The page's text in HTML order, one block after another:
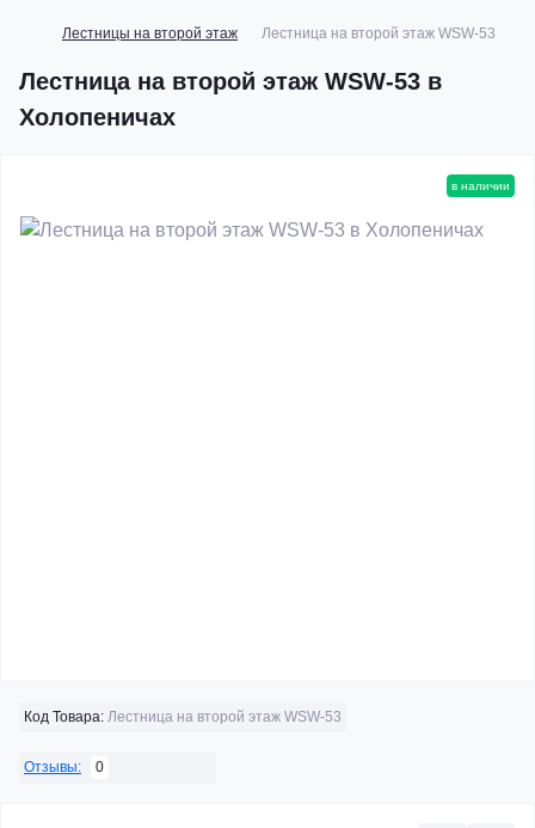
Лестницы на второй этаж Лестница на второй этаж WSW-53
Лестница на второй этаж WSW-53 в
Холопеничах
в наличии
Код Товара: Лестница на второй этаж WSW-53
Отзывы: 0